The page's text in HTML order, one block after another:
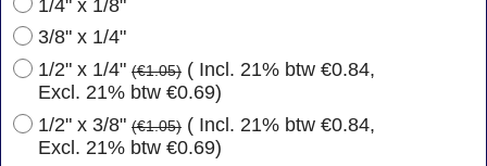
1/4" x 1/8"
3/8" x 1/4"
1/2" x 1/4" (€1.05) ( Incl. 21% btw €0.84,
Excl. 21% btw €0.69)
1/2" x 3/8" (€1.05) ( Incl. 21% btw €0.84,
Excl. 21% btw €0.69)